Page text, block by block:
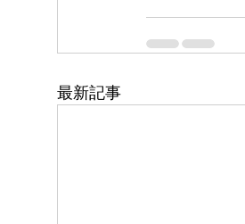
最新記事